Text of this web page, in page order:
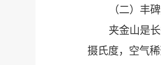
（二）丰
夹金山是
摄氏度，空气